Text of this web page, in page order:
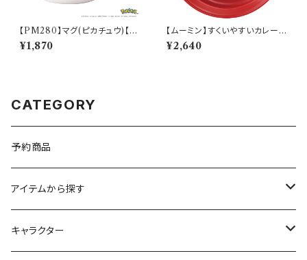
【PM280】マグ(ピカチュウ)【D
aily Sketch】PM284-11
¥1,870
【ムーミン】すくいやすいカレー皿
（リトルミィ）【MM9000】MM
9002-320
¥2,640
CATEGORY
予約商品
アイテムから探す
九谷焼
キャラクター